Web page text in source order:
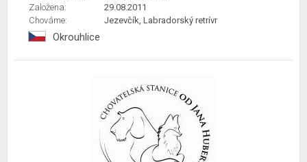
Založena:
29.08.2011
Chováme:
Jezevčík, Labradorský retrívr
Okrouhlice